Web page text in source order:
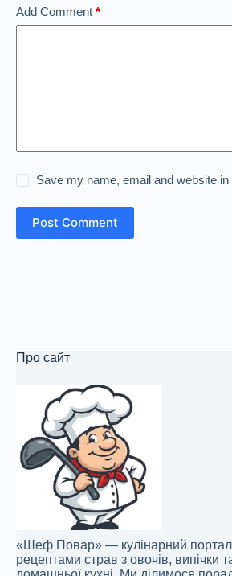
Add Comment *
Save my name, email and website
Post Comment
Про сайт
«Шеф Повар» — кулінарний портал
рецептами страв з овочів, випічки